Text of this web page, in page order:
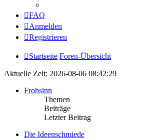
FAQ
Anmelden
Registrieren
Startseite Foren-Übersicht
Aktuelle Zeit: 2026-08-06 08:42:29
Frohsinn
Themen
Beiträge
Letzter Beitrag
Die Ideenschmiede